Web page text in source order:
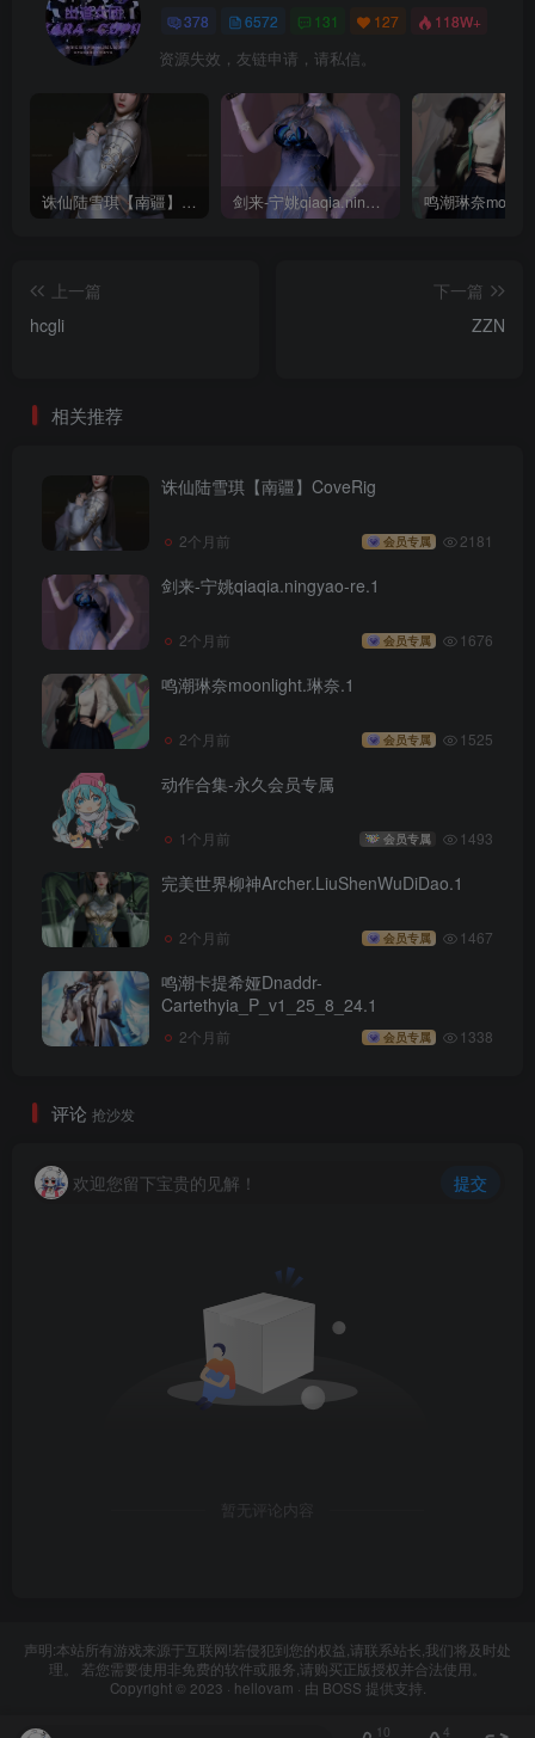
378 6572 131 127 118W+
资源失效，友链申请，请私信。
诛仙陆雪琪【南疆】CoveRig 剑来-宁姚qiaqia.ningyao-re.1
上一篇
hcgli
下一篇
ZZN
相关推荐
诛仙陆雪琪【南疆】CoveRig
2个月前 会员专属 2181
剑来-宁姚qiaqia.ningyao-re.1
2个月前 会员专属 1676
鸣潮琳奈moonlight.琳奈.1
2个月前 会员专属 1525
动作合集-永久会员专属
1个月前 会员专属 1493
完美世界柳神Archer.LiuShenWuDiDao.1
2个月前 会员专属 1467
鸣潮卡提希娅Dnaddr-
Cartethyia_P_v1_25_8_24.1
2个月前 会员专属 1338
评论 抢沙发
欢迎您留下宝贵的见解！ 提交
暂无评论内容
声明:本站所有游戏来源于互联网!若侵犯到您的权益,请联系站长,我们将及时处
理。 若您需要使用非免费的软件或服务,请购买正版授权并合法使用。
Copyright © 2023 · hellovam · 由 BOSS 提供支持.
10 4